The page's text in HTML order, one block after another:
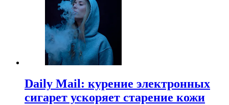
Daily Mail: курение электронных
сигарет ускоряет старение кожи